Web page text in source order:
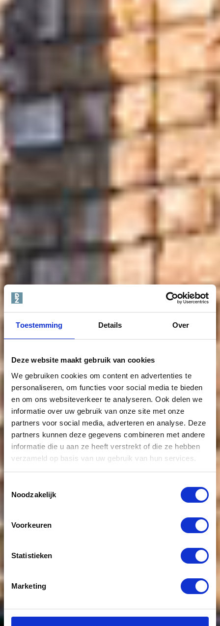
Toestemming Details Over
Deze website maakt gebruik van cookies
We gebruiken cookies om content en advertenties te
personaliseren, om functies voor social media te bieden
en om ons websiteverkeer te analyseren. Ook delen we
informatie over uw gebruik van onze site met onze
partners voor social media, adverteren en analyse. Deze
partners kunnen deze gegevens combineren met andere
informatie die u aan ze heeft verstrekt of die ze hebben
verzameld op basis van uw gebruik van hun services.
Noodzakelijk
Voorkeuren
Statistieken
Marketing
Bungalow te
koop nabij
Oisterwijk